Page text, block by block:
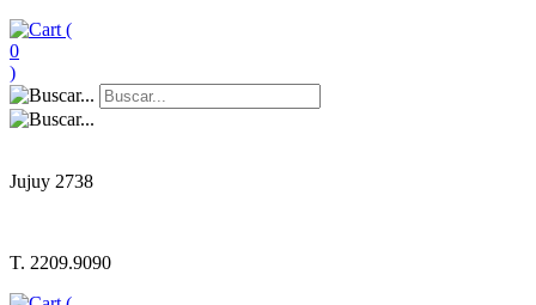
(
0
)
Jujuy 2738
T. 2209.9090